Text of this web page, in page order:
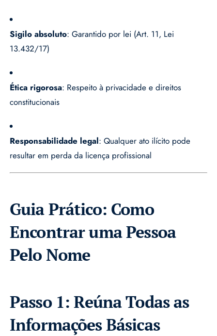
Sigilo absoluto: Garantido por lei (Art. 11, Lei
13.432/17)
Ética rigorosa: Respeito à privacidade e direitos
constitucionais
Responsabilidade legal: Qualquer ato ilícito pode
resultar em perda da licença profissional
Guia Prático: Como
Encontrar uma Pessoa
Pelo Nome
Passo 1: Reúna Todas as
Informações Básicas